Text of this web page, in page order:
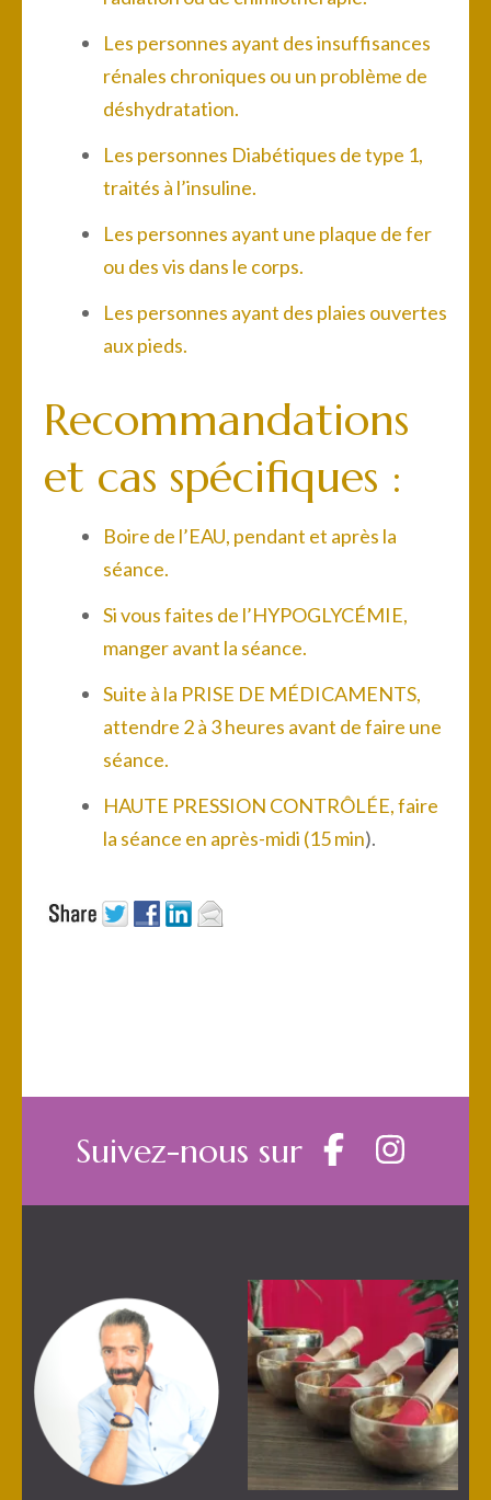
Les personnes ayant des insuffisances
rénales chroniques ou un problème de
déshydratation.
Les personnes Diabétiques de type 1,
traités à l’insuline.
Les personnes ayant une plaque de fer
ou des vis dans le corps.
Les personnes ayant des plaies ouvertes
aux pieds.
Recommandations
et cas spécifiques :
Boire de l’EAU, pendant et après la
séance.
Si vous faites de l’HYPOGLYCÉMIE,
manger avant la séance.
Suite à la PRISE DE MÉDICAMENTS,
attendre 2 à 3 heures avant de faire une
séance.
HAUTE PRESSION CONTRÔLÉE, faire
la séance en après-midi (15 min).
Suivez-nous sur